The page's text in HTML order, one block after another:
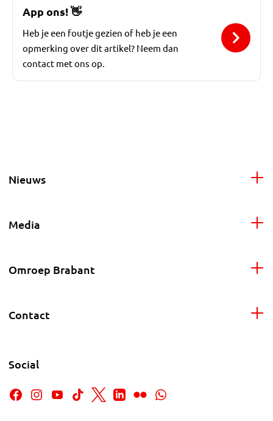
App ons!👋
Heb je een foutje gezien of heb je een
opmerking over dit artikel? Neem dan
contact met ons op.
Nieuws
Media
Omroep Brabant
Contact
Social